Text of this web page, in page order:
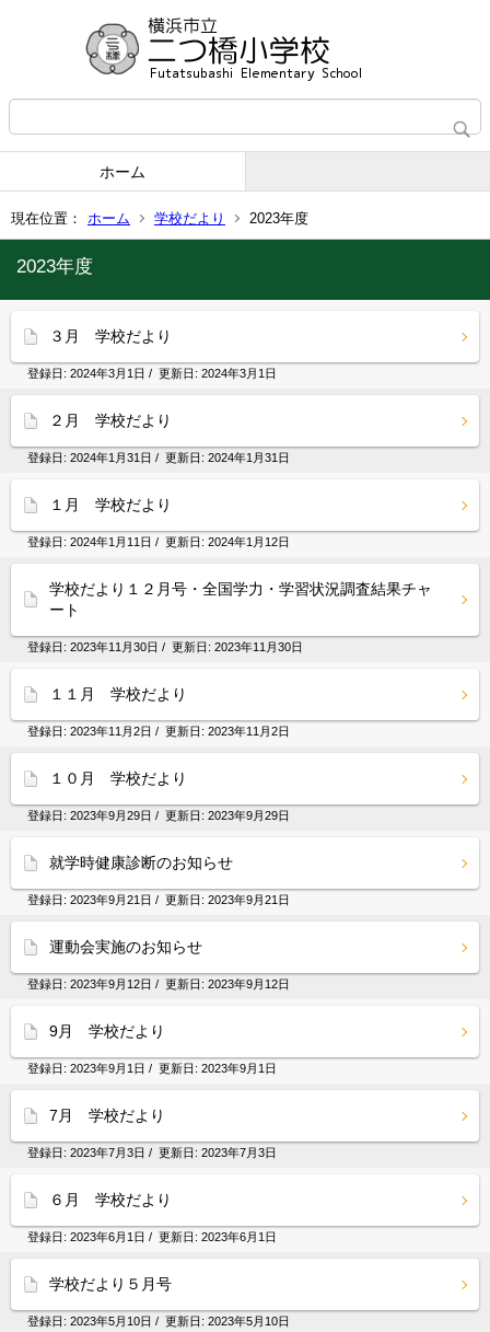
ホーム
現在位置： ホーム 学校だより 2023年度
2023年度
３月 学校だより
登録日: 2024年3月1日 / 更新日: 2024年3月1日
２月 学校だより
登録日: 2024年1月31日 / 更新日: 2024年1月31日
１月 学校だより
登録日: 2024年1月11日 / 更新日: 2024年1月12日
学校だより１２月号・全国学力・学習状況調査結果チャ
ート
登録日: 2023年11月30日 / 更新日: 2023年11月30日
１１月 学校だより
登録日: 2023年11月2日 / 更新日: 2023年11月2日
１０月 学校だより
登録日: 2023年9月29日 / 更新日: 2023年9月29日
就学時健康診断のお知らせ
登録日: 2023年9月21日 / 更新日: 2023年9月21日
運動会実施のお知らせ
登録日: 2023年9月12日 / 更新日: 2023年9月12日
9月 学校だより
登録日: 2023年9月1日 / 更新日: 2023年9月1日
7月 学校だより
登録日: 2023年7月3日 / 更新日: 2023年7月3日
６月 学校だより
登録日: 2023年6月1日 / 更新日: 2023年6月1日
学校だより５月号
登録日: 2023年5月10日 / 更新日: 2023年5月10日